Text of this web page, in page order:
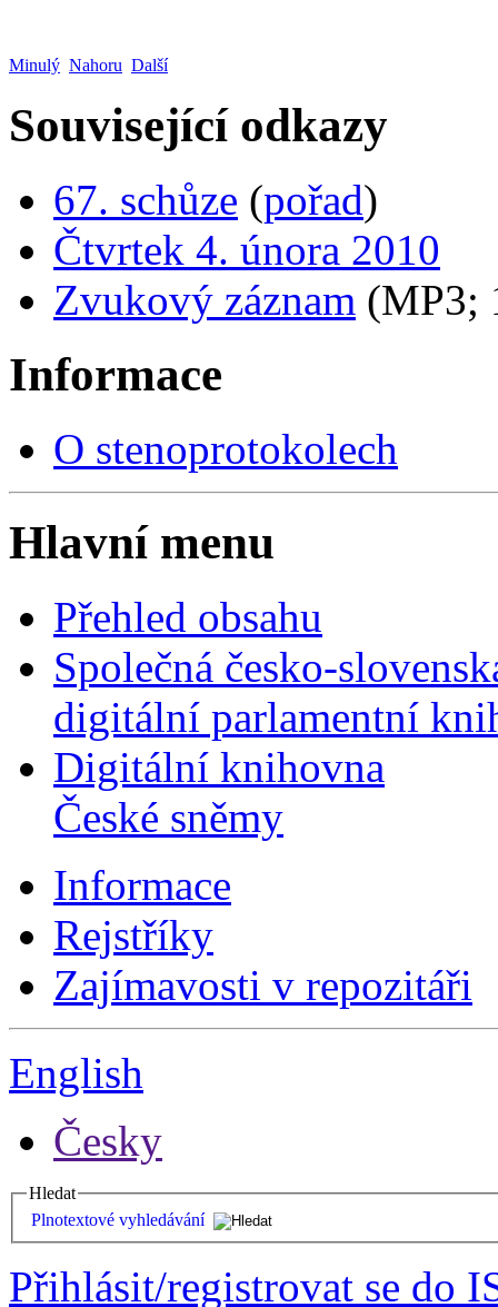
Minulý Nahoru Další
Související odkazy
67. schůze (pořad)
Čtvrtek 4. února 2010
Zvukový záznam (MP3;
Informace
O stenoprotokolech
Hlavní menu
Přehled obsahu
Společná česko-
digitální parlamentní
Digitální knihovna
České sněmy
Informace
Rejstříky
Zajímavosti v repozitáři
English
Česky
Hledat
Plnotextové vyhledávání
Přihlásit/registrovat se do